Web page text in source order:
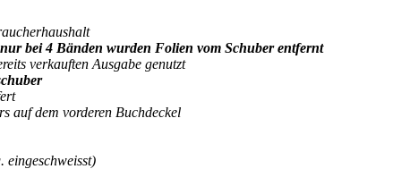
bei 4 Bänden wurden Folien vom Schuber entfernt
verkauften Ausgabe genutzt
auf dem vorderen Buchdeckel